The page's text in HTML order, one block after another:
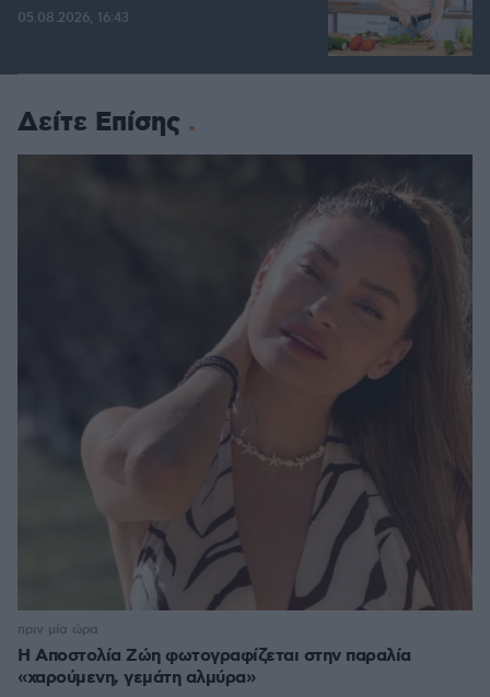
05.08.2026, 16:43
Δείτε Επίσης
H Αποστολία Ζώη φωτογραφίζεται στην παραλία
«χαρούμενη, γεμάτη αλμύρα»
πριν μία ώρα